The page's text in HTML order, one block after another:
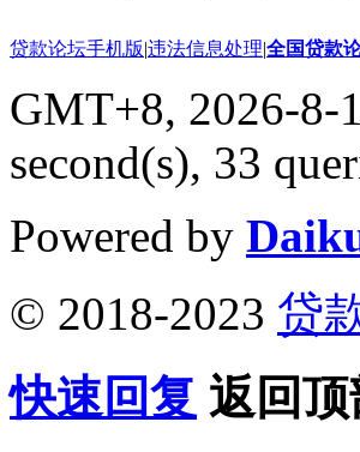
贷款论坛手机版|违法信息处理|全国贷款
GMT+8, 2026-8-
second(s), 33
Powered by
© 2018-2023 贷
快速回复 返回顶